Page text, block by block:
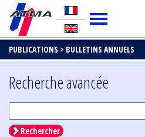
PUBLICATIONS > BULLETINS ANNUELS
Recherche avancée
Rechercher